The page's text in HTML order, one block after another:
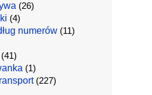
(26)
(4)
numerów(11)
(41)
(1)
(227)